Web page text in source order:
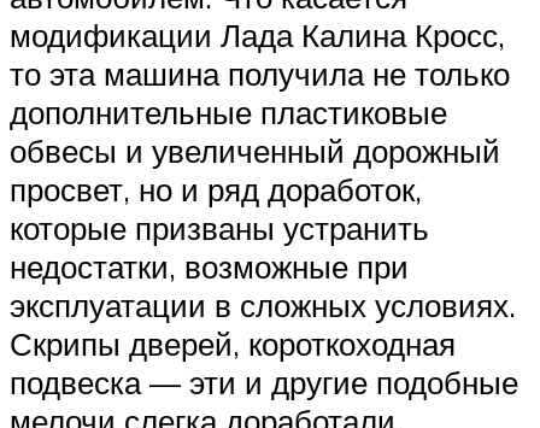
модификации Лада Калина Кросс,
то эта машина получила не только
дополнительные пластиковые
обвесы и увеличенный дорожный
просвет, но и ряд доработок,
которые призваны устранить
недостатки, возможные при
эксплуатации в сложных условиях.
Скрипы дверей, короткоходная
подвеска — эти и другие подобные